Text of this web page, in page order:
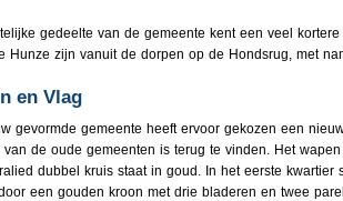
gedeelte van de gemeente kent een veel
Hunze zijn vanuit de dorpen op de Hondsrug, met
en Vlag
gevormde gemeente heeft ervoor gekozen een
van de oude gemeenten is terug te vinden. Het
dubbel kruis staat in goud. In het eerste
een gouden kroon met drie bladeren en twee